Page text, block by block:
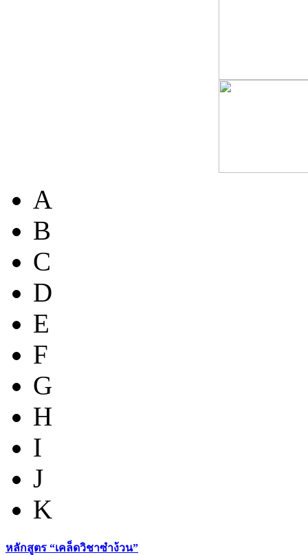
A
B
C
D
E
F
G
H
I
J
K
หลักสูตร “เคล็ดวิชาซำง้วน”